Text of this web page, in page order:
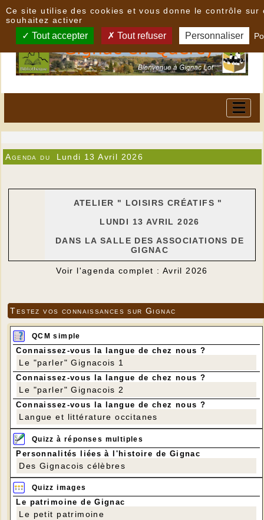
Agenda du Lundi 13 Avril 2026
ATELIER " LOISIRS CRÉATIFS "
LUNDI 13 AVRIL 2026
DANS LA SALLE DES ASSOCIATIONS DE
GIGNAC
Voir l'agenda complet : Avril 2026
Testez vos connaissances sur Gignac
QCM simple
Connaissez-vous la langue de chez nous ?
Le "parler" Gignacois 1
Connaissez-vous la langue de chez nous ?
Le "parler" Gignacois 2
Connaissez-vous la langue de chez nous ?
Langue et littérature occitanes
Quizz à réponses multiples
Personnalités liées à l'histoire de Gignac
Des Gignacois célèbres
Quizz images
Le patrimoine de Gignac
Le petit patrimoine
Ce site utilise des cookies et vous donne le contrôle sur
souhaitez activer
Tout accepter Tout refuser Personnaliser